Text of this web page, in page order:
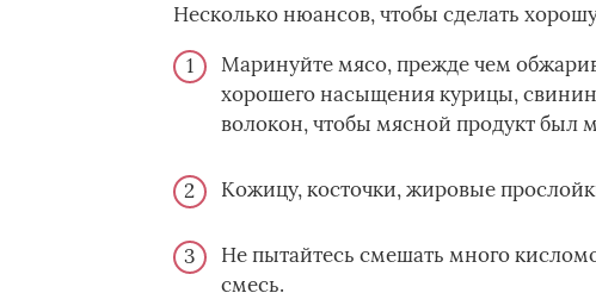
Несколько нюансов, чтобы сделать
Маринуйте мясо, прежде чем
хорошего насыщения курицы,
волокон, чтобы мясной продукт
Кожицу, косточки, жировые
Не пытайтесь смешать много
смесь.